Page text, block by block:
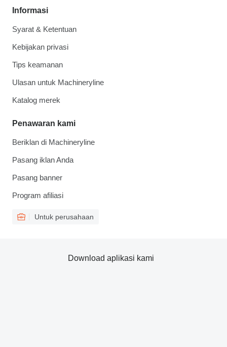
Informasi
Syarat & Ketentuan
Kebijakan privasi
Tips keamanan
Ulasan untuk Machineryline
Katalog merek
Penawaran kami
Beriklan di Machineryline
Pasang iklan Anda
Pasang banner
Program afiliasi
Untuk perusahaan
Download aplikasi kami